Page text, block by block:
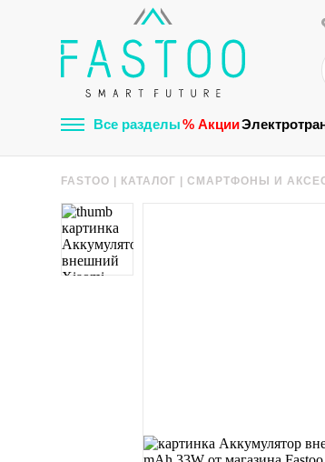
Все разделы% Акции
FASTOO КАТАЛОГ |СМАРТФОНЫ И